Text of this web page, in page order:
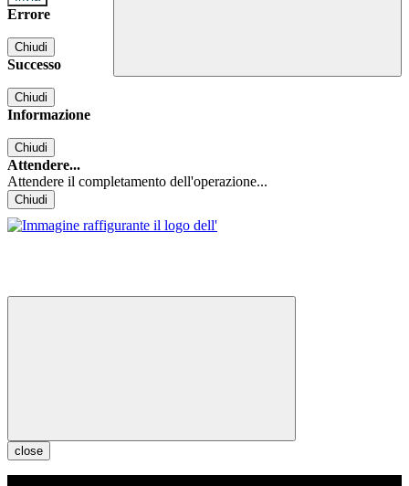
Errore
Chiudi
Successo
Chiudi
Informazione
Chiudi
Attendere...
Attendere il completamento dell'operazione...
Chiudi
close